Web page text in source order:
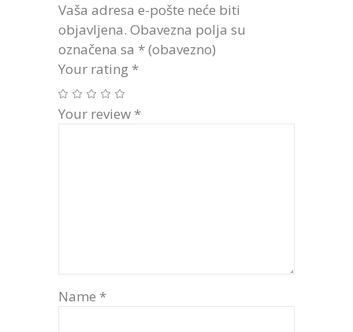
Vaša adresa e-pošte neće biti
objavljena. Obavezna polja su
označena sa * (obavezno)
Your rating *
Your review *
Name *